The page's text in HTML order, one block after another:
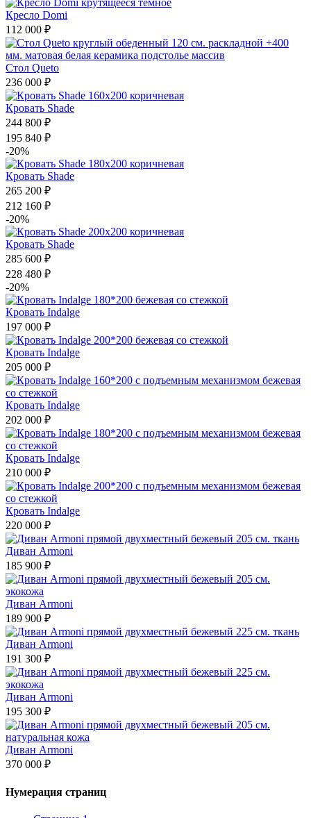
Кресло Domi
112 000 ₽
Стол Queto
236 000 ₽
Кровать Shade
244 800 ₽
195 840 ₽
-20%
Кровать Shade
265 200 ₽
212 160 ₽
-20%
Кровать Shade
285 600 ₽
228 480 ₽
-20%
Кровать Indalge
197 000 ₽
Кровать Indalge
205 000 ₽
Кровать Indalge
202 000 ₽
Кровать Indalge
210 000 ₽
Кровать Indalge
220 000 ₽
Диван Armoni
185 900 ₽
Диван Armoni
189 900 ₽
Диван Armoni
191 300 ₽
Диван Armoni
195 300 ₽
Диван Armoni
370 000 ₽
Нумерация страниц